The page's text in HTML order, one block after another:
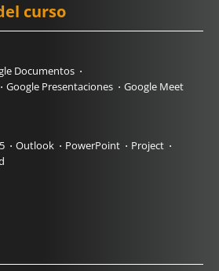
curso
Documentos
Google Presentaciones Google Meet
Outlook PowerPoint
Project